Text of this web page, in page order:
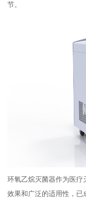
节。
环氧乙烷灭菌器作为医
效果和广泛的适用性，已